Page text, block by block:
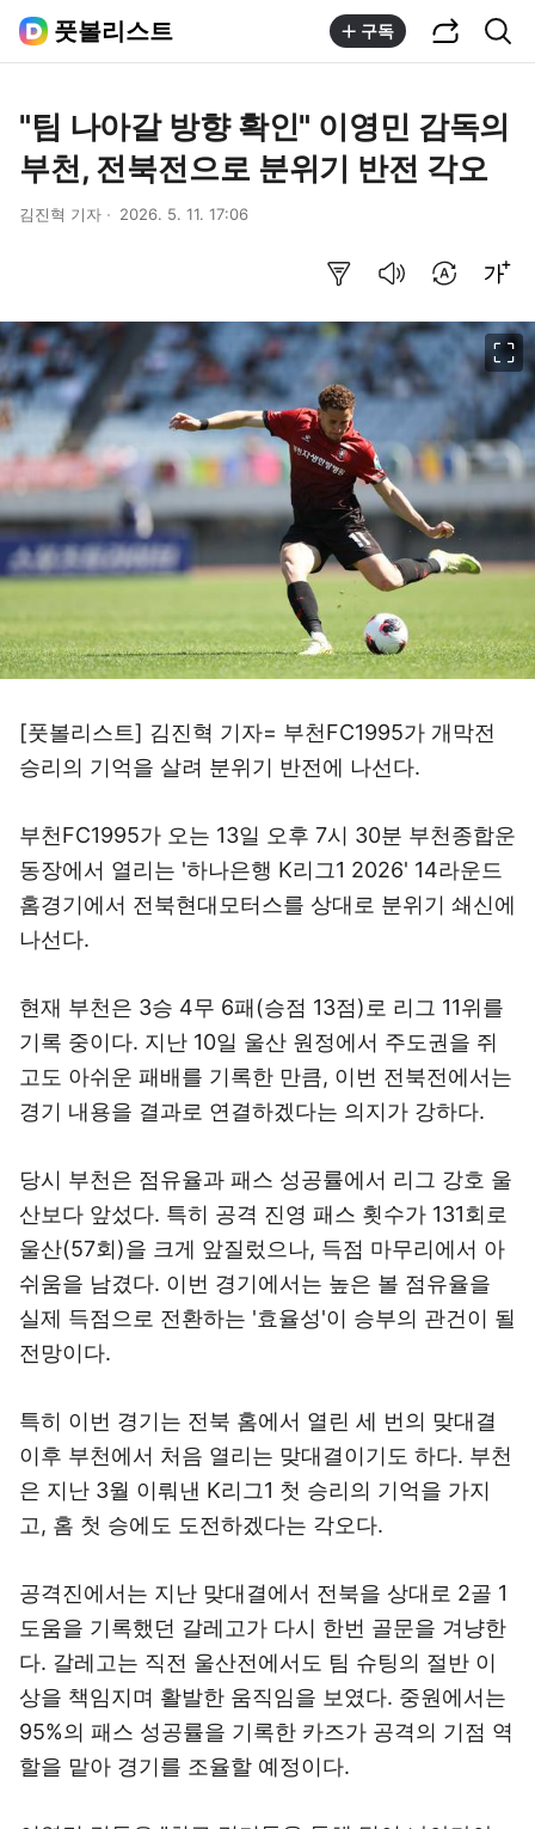
풋볼리스트 구독
"팀 나아갈 방향 확인" 이영민 감독의
부천, 전북전으로 분위기 반전 각오
김진혁 기자 2026. 5. 11. 17:06
[풋볼리스트] 김진혁 기자= 부천FC1995가 개막전
승리의 기억을 살려 분위기 반전에 나선다.
부천FC1995가 오는 13일 오후 7시 30분 부천종합운
동장에서 열리는 '하나은행 K리그1 2026' 14라운드
홈경기에서 전북현대모터스를 상대로 분위기 쇄신에
나선다.
현재 부천은 3승 4무 6패(승점 13점)로 리그 11위를
기록 중이다. 지난 10일 울산 원정에서 주도권을 쥐
고도 아쉬운 패배를 기록한 만큼, 이번 전북전에서는
경기 내용을 결과로 연결하겠다는 의지가 강하다.
당시 부천은 점유율과 패스 성공률에서 리그 강호 울
산보다 앞섰다. 특히 공격 진영 패스 횟수가 131회로
울산(57회)을 크게 앞질렀으나, 득점 마무리에서 아
쉬움을 남겼다. 이번 경기에서는 높은 볼 점유율을
실제 득점으로 전환하는 '효율성'이 승부의 관건이 될
전망이다.
특히 이번 경기는 전북 홈에서 열린 세 번의 맞대결
이후 부천에서 처음 열리는 맞대결이기도 하다. 부천
은 지난 3월 이뤄낸 K리그1 첫 승리의 기억을 가지
고, 홈 첫 승에도 도전하겠다는 각오다.
공격진에서는 지난 맞대결에서 전북을 상대로 2골 1
도움을 기록했던 갈레고가 다시 한번 골문을 겨냥한
다. 갈레고는 직전 울산전에서도 팀 슈팅의 절반 이
상을 책임지며 활발한 움직임을 보였다. 중원에서는
95%의 패스 성공률을 기록한 카즈가 공격의 기점 역
할을 맡아 경기를 조율할 예정이다.